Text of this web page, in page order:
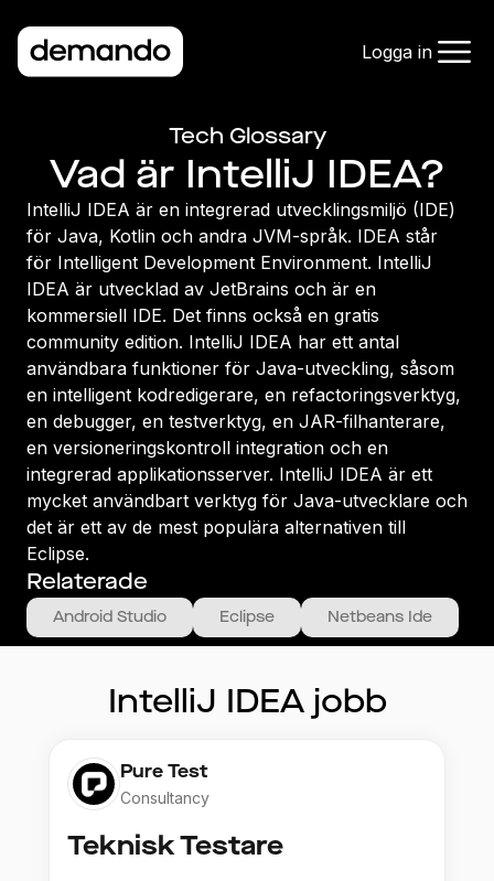
Logga in
Tech Glossary
Vad är IntelliJ IDEA?
IntelliJ IDEA är en integrerad utvecklingsmiljö (IDE)
för Java, Kotlin och andra JVM-språk. IDEA står
för Intelligent Development Environment. IntelliJ
IDEA är utvecklad av JetBrains och är en
kommersiell IDE. Det finns också en gratis
community edition. IntelliJ IDEA har ett antal
användbara funktioner för Java-utveckling, såsom
en intelligent kodredigerare, en refactoringsverktyg,
en debugger, en testverktyg, en JAR-filhanterare,
en versioneringskontroll integration och en
integrerad applikationsserver. IntelliJ IDEA är ett
mycket användbart verktyg för Java-utvecklare och
det är ett av de mest populära alternativen till
Eclipse.
Relaterade
Android Studio Eclipse Netbeans Ide
IntelliJ IDEA jobb
Pure Test
Consultancy
Teknisk Testare